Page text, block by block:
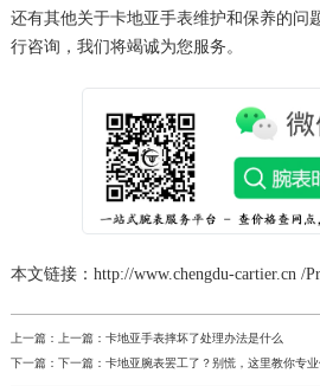
还有其他关于卡地亚手表维护和保养的问
行咨询，我们将竭诚为您服务。
本文链接：http://www.chengdu-cartier.cn /
上一篇：上一篇： 卡地亚手表摔坏了处理办法是什么
下一篇：下一篇： 卡地亚腕表罢工了？别慌，这里教你专